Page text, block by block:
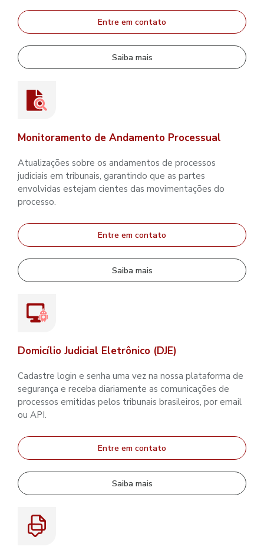
Entre em contato
Saiba mais
Monitoramento de Andamento Processual
Atualizações sobre os andamentos de processos
judiciais em tribunais, garantindo que as partes
envolvidas estejam cientes das movimentações do
processo.
Entre em contato
Saiba mais
Domicílio Judicial Eletrônico (DJE)
Cadastre login e senha uma vez na nossa plataforma de
segurança e receba diariamente as comunicações de
processos emitidas pelos tribunais brasileiros, por email
ou API.
Entre em contato
Saiba mais